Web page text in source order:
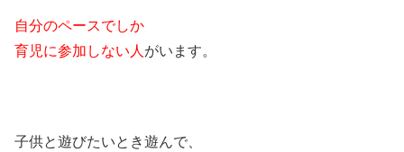
自分のペースでしか
育児に参加しない人がいます。
子供と遊びたいとき遊んで、